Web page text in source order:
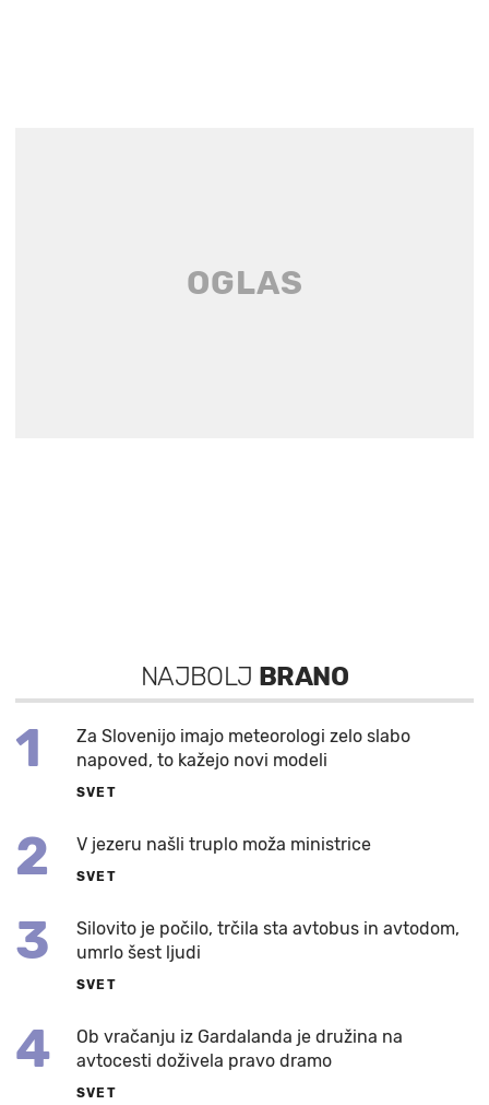
NAJBOLJ BRANO
1
Za Slovenijo imajo meteorologi zelo slabo
napoved, to kažejo novi modeli
SVET
2 V jezeru našli truplo moža ministrice
SVET
3
Silovito je počilo, trčila sta avtobus in avtodom,
umrlo šest ljudi
SVET
4
Ob vračanju iz Gardalanda je družina na
avtocesti doživela pravo dramo
SVET